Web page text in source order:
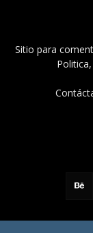
Sitio para